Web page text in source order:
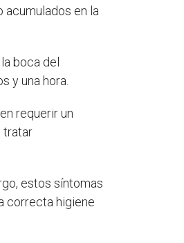
acumulados en la
boca del
y una hora.
requerir un
tratar
estos síntomas
correcta higiene